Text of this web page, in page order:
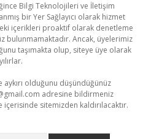
Bilgi Teknolojileri ve İletişim
bir Yer Sağlayıcı olarak hizmet
içerikleri proaktif olarak denetleme
bulunmamaktadır. Ancak, üyelerimiz
taşımakta olup, siteye üye olarak
olduğunu düşündüğünüz
adresine bildirmeniz
sitemizden kaldırılacaktır.